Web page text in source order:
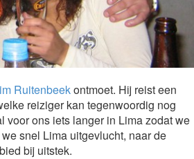
Ruitenbeekontmoet. Hij reist een
reiziger kan tegenwoordig nog
ons iets langer in Lima zodat we
snel Lima uitgevlucht, naar de
bij uitstek.